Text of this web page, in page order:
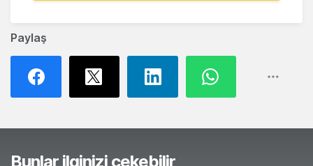
Paylaş
Bunlar ilginizi çekebilir